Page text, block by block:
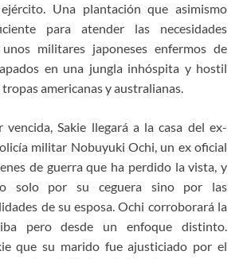
Una plantación que asimismo
para atender las necesidades
militares japoneses enfermos de
en una jungla inhóspita y hostil
americanas y australianas.
vencida, Sakie llegará a la casa del ex-
militar Nobuyuki Ochi, un ex oficial
de guerra que ha perdido la vista, y
solo por su ceguera sino por las
de su esposa. Ochi corroborará la
pero desde un enfoque distinto.
que su marido fue ajusticiado por el